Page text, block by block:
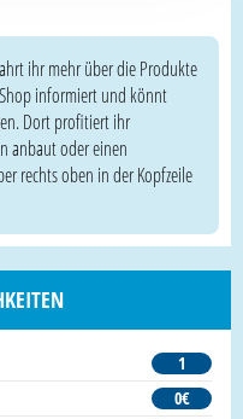
ihr mehr über die Produkte
informiert und könnt
Dort profitiert ihr
anbaut oder einen
rechts oben in der Kopfzeile
1
0€